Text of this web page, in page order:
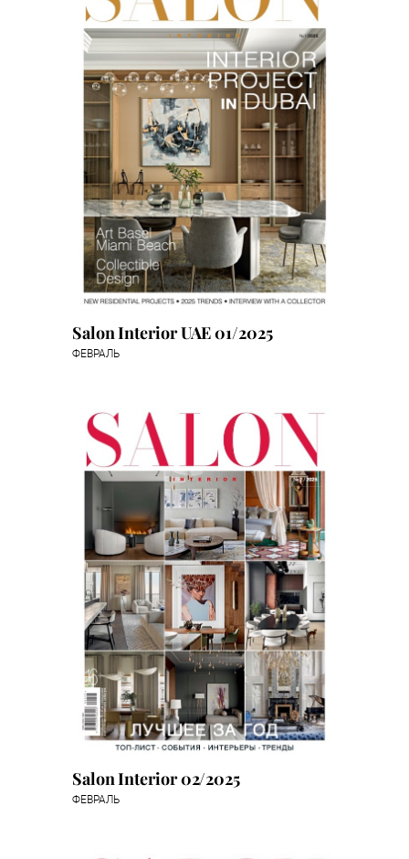
Salon Interior UAE 01/2025
ФЕВРАЛЬ
Salon Interior 02/2025
ФЕВРАЛЬ